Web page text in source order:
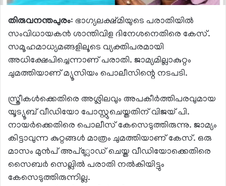
തിരുവനന്തപുരം: ഭാഗ്യലക്ഷ്മിയുടെ പരാതിയില്‍
സംവിധായകന്‍ ശാന്തിവിള ദിനേശനെതിരെ കേസ്.
സമൂഹമാധ്യമങ്ങളിലൂടെ വ്യക്തിപരമായി
അധിക്ഷേപിച്ചെന്നാണ് പരാതി. ജാമ്യമില്ലാകുറ്റം
ചുമത്തിയാണ് മ്യൂസിയം പൊലീസിന്റെ നടപടി.
സ്ത്രീകള്‍ക്കെതിരെ അശ്ലിലവും അപകീര്‍ത്തിപരവുമായ
യൂട്യൂബ് വീഡിയോ പോസ്റ്റുചെയ്തതിന് വിജയ് പി.
നായര്‍ക്കെതിരെ പൊലീസ് കേസെടുത്തിരുന്നു. ജാമ്യം
കിട്ടാവുന്ന കുറ്റങ്ങള്‍ മാത്രം ചുമത്തിയാണ് കേസ്. ഒരു
മാസം മുന്‍പ് അപ്്ലോഡ് ചെയ്ത വീഡിയോക്കെതിരെ
സൈബര്‍ സെല്ലിൽ പരാതി നല്‍കിയിട്ടും
കേസെടുത്തിരുന്നില്ല.